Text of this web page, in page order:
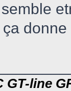
donne
GT-line